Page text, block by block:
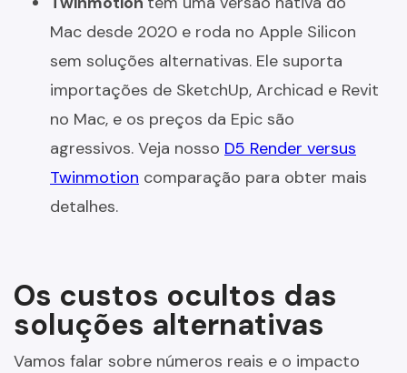
Mac desde 2020 e roda no Apple Silicon
sem soluções alternativas. Ele suporta
importações de SketchUp, Archicad e Revit
no Mac, e os preços da Epic são
agressivos. Veja nosso D5 Render versus
Twinmotion comparação para obter mais
detalhes.
Os custos ocultos das
soluções alternativas
Vamos falar sobre números reais e o impacto